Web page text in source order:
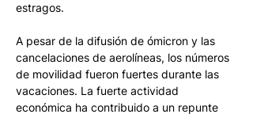
estragos.
A pesar de la difusión de ómicron y las
cancelaciones de aerolíneas, los números
de movilidad fueron fuertes durante las
vacaciones. La fuerte actividad
económica ha contribuido a un repunte